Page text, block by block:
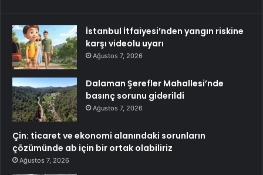
İstanbul İtfaiyesi’nden yangın riskine
karşı videolu uyarı
Ağustos 7, 2026
Dalaman Şerefler Mahallesi’nde
basınç sorunu giderildi
Ağustos 7, 2026
Çin: ticaret ve ekonomi alanındaki sorunların
çözümünde ab için bir ortak olabiliriz
Ağustos 7, 2026